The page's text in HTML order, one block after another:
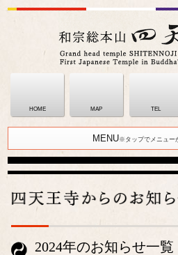
HOME MAP TEL
MENU※タップでメニュー
2024年のお知らせ一覧